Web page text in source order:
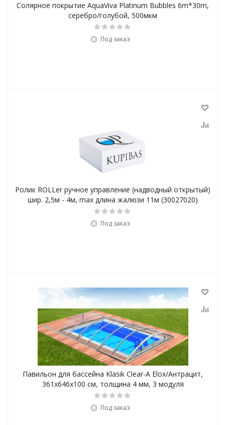
Солярное покрытие AquaViva Platinum Bubbles 6m*30m,
серебро/голубой, 500мкм
Под заказ
Ролик ROLLer ручное управление (надводный открытый)
шир. 2,5м - 4м, max длина жалюзи 11м (30027020)
Под заказ
Павильон для бассейна Klasik Clear-A Elox/Антрацит,
361х646х100 см, толщина 4 мм, 3 модуля
Под заказ